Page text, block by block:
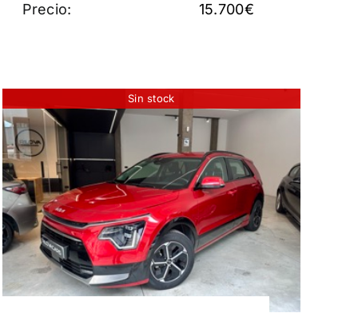
Precio: 15.700€
Sin stock
KIA NIRO 1.6GDI HEV
DRIVE
21.950€